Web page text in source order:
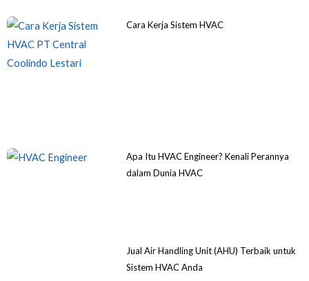
Cara Kerja Sistem HVAC
Apa Itu HVAC Engineer? Kenali Perannya
dalam Dunia HVAC
Jual Air Handling Unit (AHU) Terbaik untuk
Sistem HVAC Anda